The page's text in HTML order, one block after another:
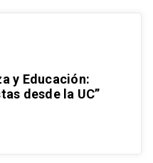
y Educación:
desde la UC”